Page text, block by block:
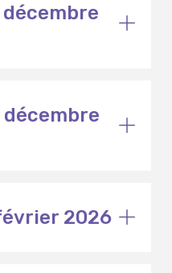
décembre
décembre
2026